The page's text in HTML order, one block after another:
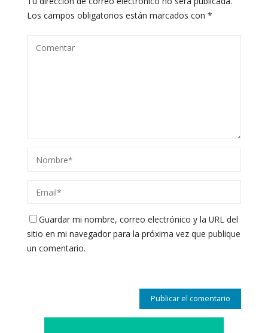
Los campos obligatorios están marcados con *
Guardar mi nombre, correo electrónico y la URL del
sitio en mi navegador para la próxima vez que publique
un comentario.